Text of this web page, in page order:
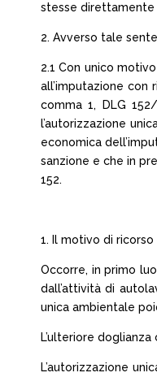
stesse direttamente
2. Avverso tale
2.1 Con unico
all’imputazione
comma 1, DLG
l’autorizzazione
economica
sanzione e che in
152.
1. Il motivo di
Occorre, in primo
dall’attività di
unica ambientale
L’ulteriore
L’autorizzazione